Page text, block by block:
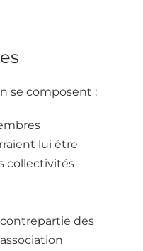
se composent :
lui être
collectivités
des